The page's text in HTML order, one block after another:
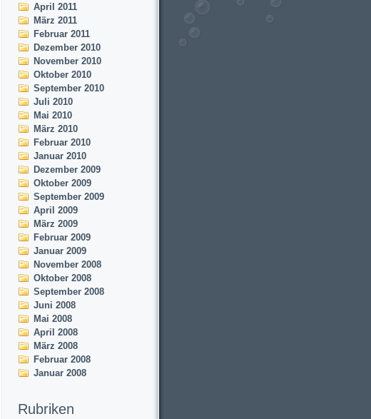
April 2011
März 2011
Februar 2011
Dezember 2010
November 2010
Oktober 2010
September 2010
Juli 2010
Mai 2010
März 2010
Februar 2010
Januar 2010
Dezember 2009
Oktober 2009
September 2009
April 2009
März 2009
Februar 2009
Januar 2009
November 2008
Oktober 2008
September 2008
Juni 2008
Mai 2008
April 2008
März 2008
Februar 2008
Januar 2008
Rubriken